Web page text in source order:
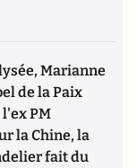
Marianne
de la Paix
PM
la Chine, la
fait du